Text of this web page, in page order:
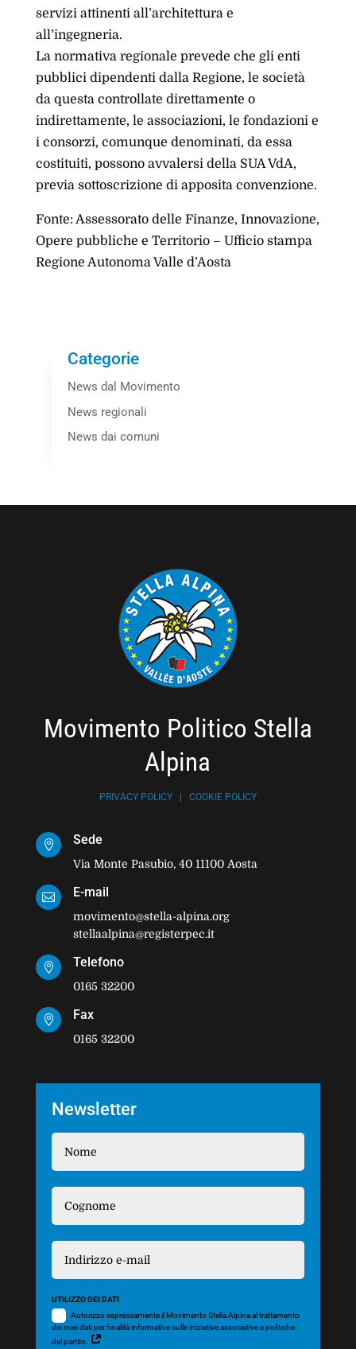
servizi attinenti all’architettura e
all’ingegneria.
La normativa regionale prevede che gli enti
pubblici dipendenti dalla Regione, le società
da questa controllate direttamente o
indirettamente, le associazioni, le fondazioni e
i consorzi, comunque denominati, da essa
costituiti, possono avvalersi della SUA VdA,
previa sottoscrizione di apposita convenzione.
Fonte: Assessorato delle Finanze, Innovazione,
Opere pubbliche e Territorio – Ufficio stampa
Regione Autonoma Valle d’Aosta
Categorie
News dal Movimento
News regionali
News dai comuni
Movimento Politico Stella
Alpina
PRIVACY POLICY| COOKIE POLICY
 Sede
Via Monte Pasubio, 40 11100 Aosta
 E-mail
movimento@stella-alpina.org
stellaalpina@registerpec.it
 Telefono
0165 32200
 Fax
0165 32200
Newsletter
UTILIZZO DEI DATI
Autorizzo espressamente il Movimento Stella Alpina al trattamento
dei miei dati per finalità informative sulle iniziative associative e politiche
del partito.